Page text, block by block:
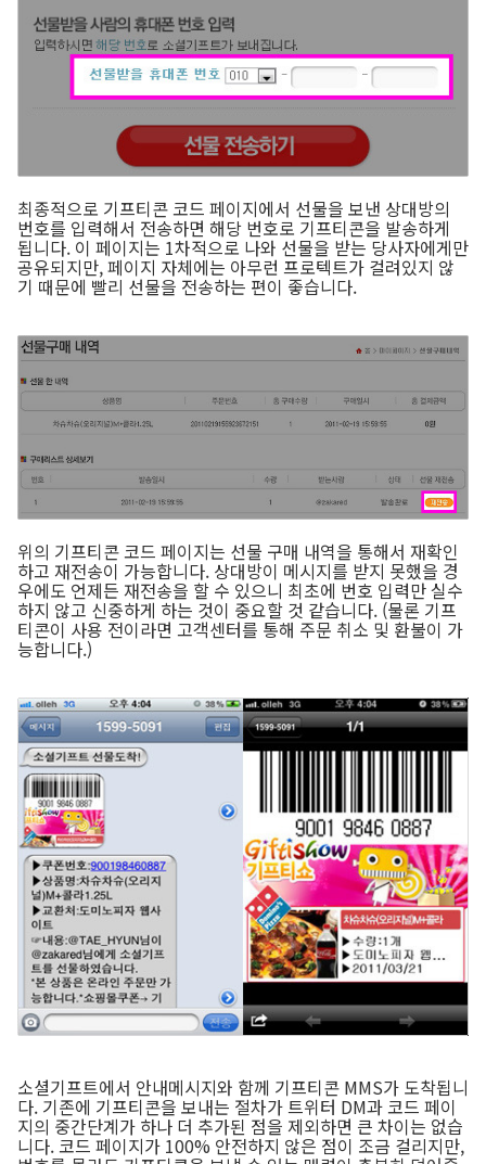
최종적으로 기프티콘 코드 페이지에서 선물을 보낸 상대방의
번호를 입력해서 전송하면 해당 번호로 기프티콘을 발송하게
됩니다. 이 페이지는 1차적으로 나와 선물을 받는 당사자에게만
공유되지만, 페이지 자체에는 아무런 프로텍트가 걸려있지 않
기 때문에 빨리 선물을 전송하는 편이 좋습니다.
위의 기프티콘 코드 페이지는 선물 구매 내역을 통해서 재확인
하고 재전송이 가능합니다. 상대방이 메시지를 받지 못했을 경
우에도 언제든 재전송을 할 수 있으니 최초에 번호 입력만 실수
하지 않고 신중하게 하는 것이 중요할 것 같습니다. (물론 기프
티콘이 사용 전이라면 고객센터를 통해 주문 취소 및 환불이 가
능합니다.)
소셜기프트에서 안내메시지와 함께 기프티콘 MMS가 도착됩니
다. 기존에 기프티콘을 보내는 절차가 트위터 DM과 코드 페이
지의 중간단계가 하나 더 추가된 점을 제외하면 큰 차이는 없습
니다. 코드 페이지가 100% 안전하지 않은 점이 조금 걸리지만,